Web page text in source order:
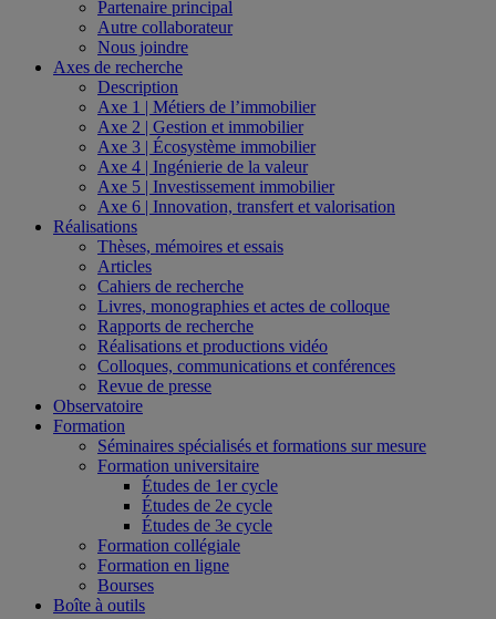
Partenaire principal
Autre collaborateur
Nous joindre
Axes de recherche
Description
Axe 1 | Métiers de l’immobilier
Axe 2 | Gestion et immobilier
Axe 3 | Écosystème immobilier
Axe 4 | Ingénierie de la valeur
Axe 5 | Investissement immobilier
Axe 6 | Innovation, transfert et valorisation
Réalisations
Thèses, mémoires et essais
Articles
Cahiers de recherche
Livres, monographies et actes de colloque
Rapports de recherche
Réalisations et productions vidéo
Colloques, communications et conférences
Revue de presse
Observatoire
Formation
Séminaires spécialisés et formations sur mesure
Formation universitaire
Études de 1er cycle
Études de 2e cycle
Études de 3e cycle
Formation collégiale
Formation en ligne
Bourses
Boîte à outils